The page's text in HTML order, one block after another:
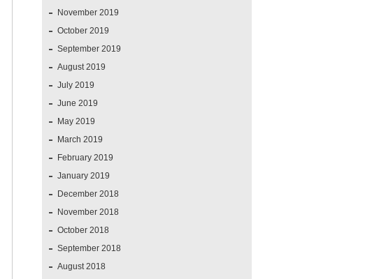
November 2019
October 2019
September 2019
August 2019
July 2019
June 2019
May 2019
March 2019
February 2019
January 2019
December 2018
November 2018
October 2018
September 2018
August 2018